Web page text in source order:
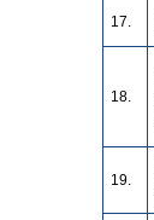
17.
18.
19.